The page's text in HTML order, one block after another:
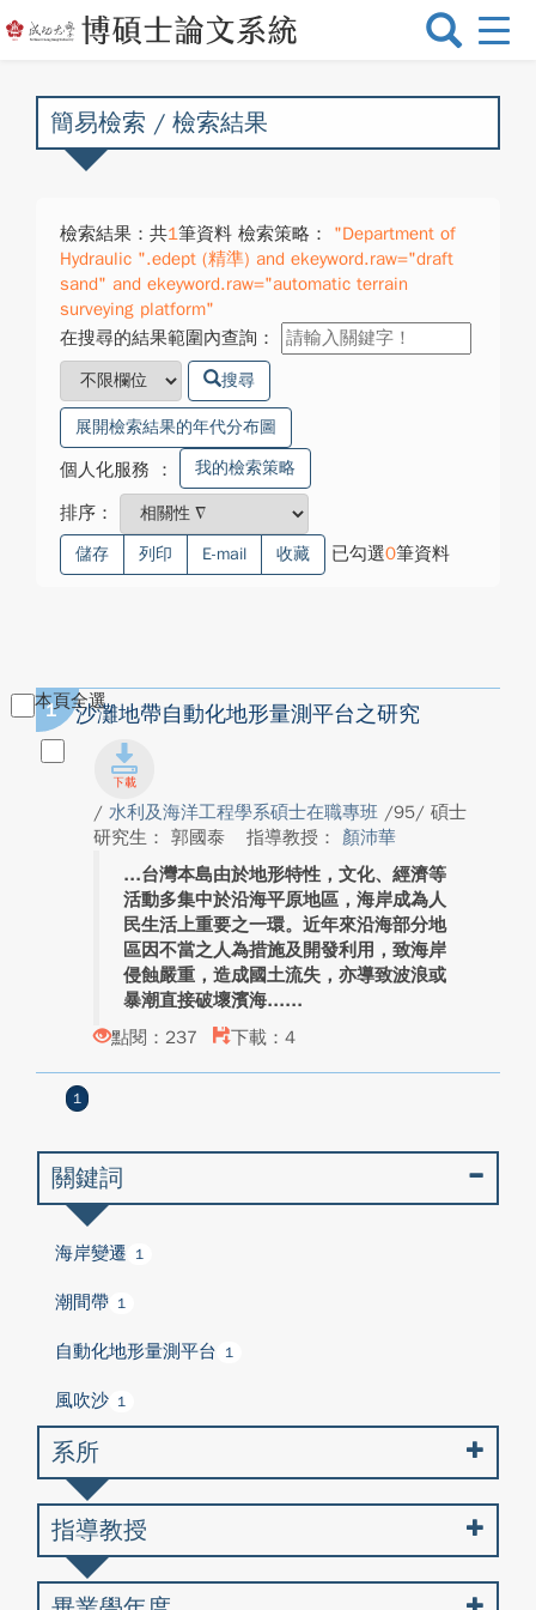
選
換
簡易檢索 / 檢索結果
檢索結果：共1筆資料 檢索策略：
"Department of
Hydraulic ".edept (精準) and ekeyword.raw="draft
sand" and ekeyword.raw="automatic terrain
surveying platform"
在搜尋的結果範圍內查詢：
搜尋
展開檢索結果的年代分布圖
個人化服務 ： 我的檢索策略
排序：
儲存 列印 E-mail 收藏 已勾選0筆資料
本頁全選
1 沙灘地帶自動化地形量測平台之研究
/ 水利及海洋工程學系碩士在職專班 /95/ 碩士
研究生： 郭國泰
指導教授： 顏沛華
台灣本島由於地形特性，文化、經濟等
活動多集中於沿海平原地區，海岸成為人
民生活上重要之一環。近年來沿海部分地
區因不當之人為措施及開發利用，致海岸
侵蝕嚴重，造成國土流失，亦導致波浪或
暴潮直接破壞濱海...
點閱：237
下載：4
1
關鍵詞
海岸變遷 1
潮間帶 1
自動化地形量測平台 1
風吹沙 1
系所
指導教授